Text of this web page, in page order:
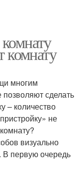
комнату
многим
сделать
– количество
не
визуально
В первую очередь